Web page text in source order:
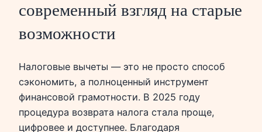
современный взгляд на старые
возможности
Налоговые вычеты — это не просто способ
сэкономить, а полноценный инструмент
финансовой грамотности. В 2025 году
процедура возврата налога стала проще,
цифровее и доступнее. Благодаря